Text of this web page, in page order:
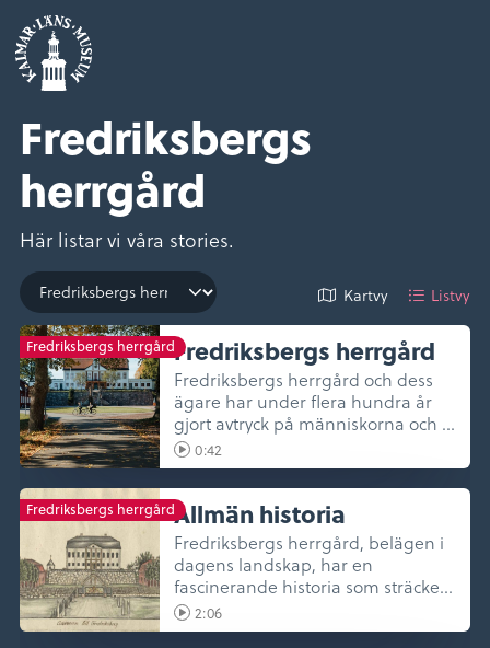
Fredriksbergs
herrgård
Här listar vi våra stories.
Kartvy Listvy
Fredriksbergs herrgårdFredriksbergs herrgård
Fredriksbergs herrgård och dess
ägare har under flera hundra år
gjort avtryck på människorna och ...
0:42
Fredriksbergs herrgårdAllmän historia
Fredriksbergs herrgård, belägen i
dagens landskap, har en
fascinerande historia som sträcker
sig ...
2:06